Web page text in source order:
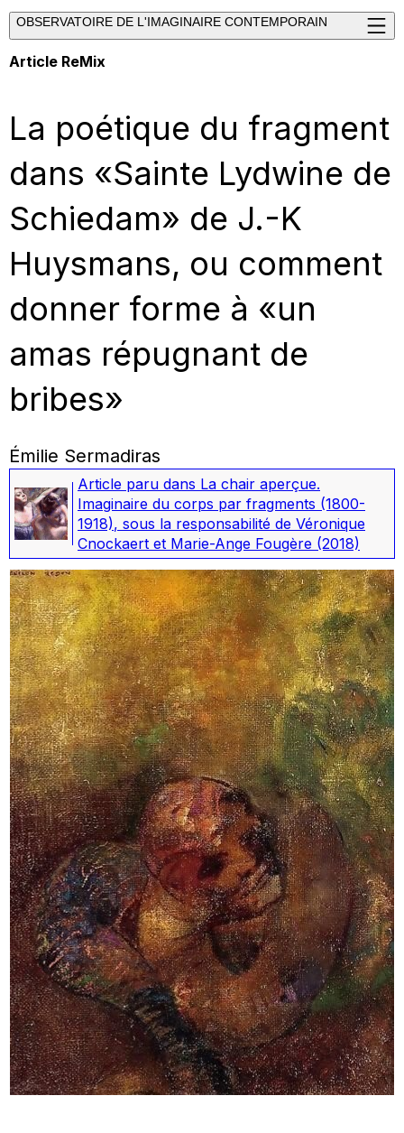
OBSERVATOIRE DE L'IMAGINAIRE CONTEMPORAIN
Article ReMix
La poétique du fragment
dans «Sainte Lydwine de
Schiedam» de J.-K
Huysmans, ou comment
donner forme à «un
amas répugnant de
bribes»
Émilie Sermadiras
Article paru dans La chair aperçue.
Imaginaire du corps par fragments (1800-
1918), sous la responsabilité de Véronique
Cnockaert et Marie-Ange Fougère (2018)